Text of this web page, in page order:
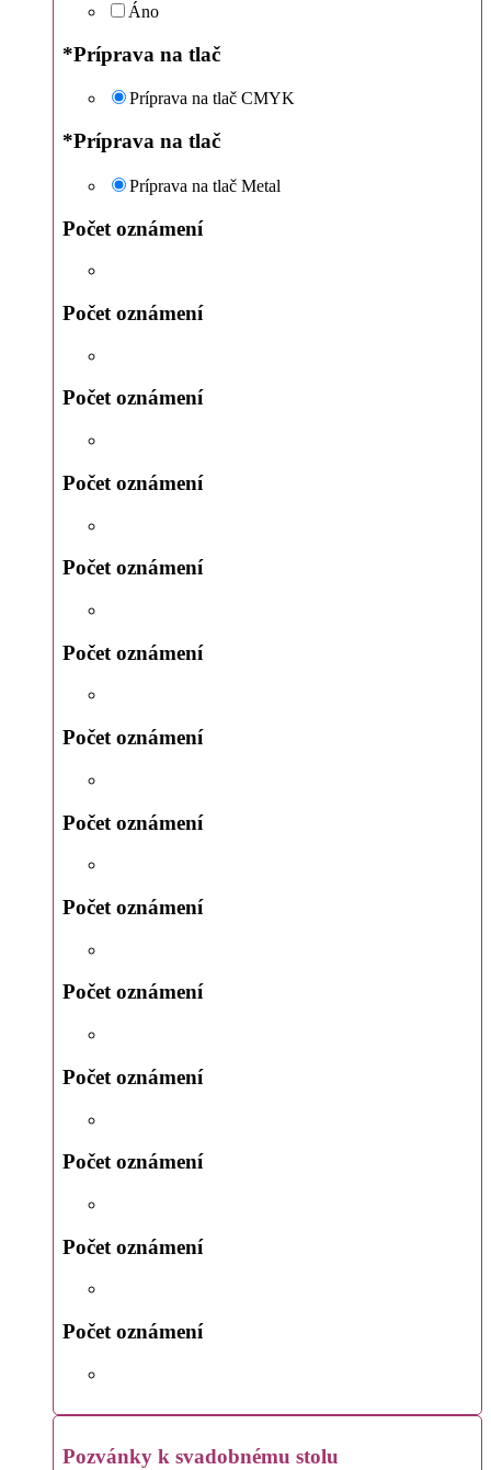
Áno
*Príprava na tlač
Príprava na tlač CMYK
*Príprava na tlač
Príprava na tlač Metal
Počet oznámení
Počet oznámení
Počet oznámení
Počet oznámení
Počet oznámení
Počet oznámení
Počet oznámení
Počet oznámení
Počet oznámení
Počet oznámení
Počet oznámení
Počet oznámení
Počet oznámení
Počet oznámení
Pozvánky k svadobnému stolu